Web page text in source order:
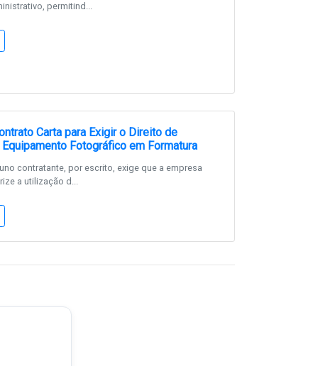
permitind...
Carta para Exigir o Direito de
Fotográfico em Formatura
contratante, por escrito, exige que a empresa
a utilização d...